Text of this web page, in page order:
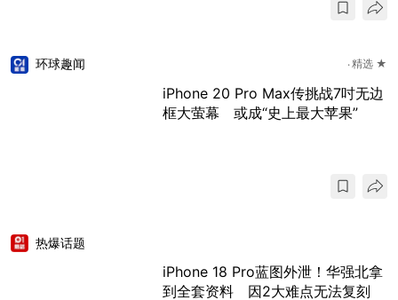
环球趣闻 精选 ★
iPhone 20 Pro Max传挑战7吋无边
框大萤幕 或成“史上最大苹果”
热爆话题
iPhone 18 Pro蓝图外泄！华强北拿
到全套资料 因2大难点无法复刻